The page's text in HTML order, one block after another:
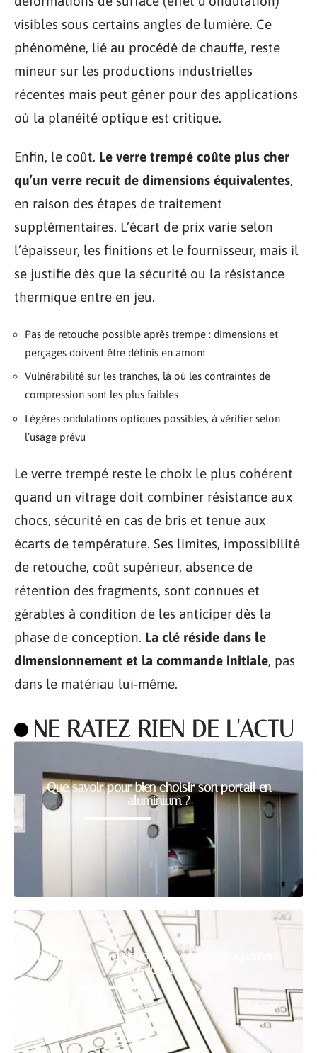
visibles sous certains angles de lumière. Ce
phénomène, lié au procédé de chauffe, reste
mineur sur les productions industrielles
récentes mais peut gêner pour des applications
où la planéité optique est critique.
Enfin, le coût. Le verre trempé coûte plus cher
qu’un verre recuit de dimensions équivalentes,
en raison des étapes de traitement
supplémentaires. L’écart de prix varie selon
l’épaisseur, les finitions et le fournisseur, mais il
se justifie dès que la sécurité ou la résistance
thermique entre en jeu.
Pas de retouche possible après trempe : dimensions et
perçages doivent être définis en amont
Vulnérabilité sur les tranches, là où les contraintes de
compression sont les plus faibles
Légères ondulations optiques possibles, à vérifier selon
l’usage prévu
Le verre trempé reste le choix le plus cohérent
quand un vitrage doit combiner résistance aux
chocs, sécurité en cas de bris et tenue aux
écarts de température. Ses limites, impossibilité
de retouche, coût supérieur, absence de
rétention des fragments, sont connues et
gérables à condition de les anticiper dès la
phase de conception. La clé réside dans le
dimensionnement et la commande initiale, pas
dans le matériau lui-même.
NE RATEZ RIEN DE L'ACTU
Que savoir pour bien choisir son portail en
aluminium ?
Entreprises : pourquoi rénover énergétiquement
vos locaux ?